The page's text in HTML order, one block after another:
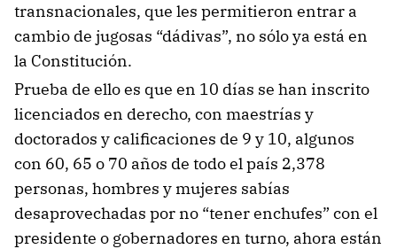
transnacionales, que les permitieron entrar a
cambio de jugosas “dádivas”, no sólo ya está en
la Constitución.
Prueba de ello es que en 10 días se han inscrito
licenciados en derecho, con maestrías y
doctorados y calificaciones de 9 y 10, algunos
con 60, 65 o 70 años de todo el país 2,378
personas, hombres y mujeres sabías
desaprovechadas por no “tener enchufes” con el
presidente o gobernadores en turno, ahora están